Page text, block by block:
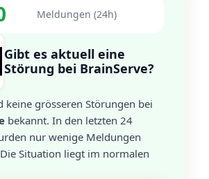
Meldungen (24h)
Gibt es aktuell eine
Störung bei BrainServe?
keine grösseren Störungen bei
bekannt. In den letzten 24
nur wenige Meldungen
Situation liegt im normalen